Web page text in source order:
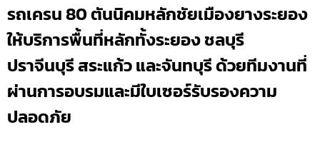
รถเครน 80 ตันนิคมหลักชัยเมืองยางระยอง
ให้บริการพื้นที่หลักทั้งระยอง ชลบุรี
ปราจีนบุรี สระแก้ว และจันทบุรี ด้วยทีมงานที่
ผ่านการอบรมและมีใบเซอร์รับรองความ
ปลอดภัย